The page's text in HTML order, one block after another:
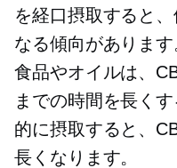
を経口摂取すると
なる傾向がありま
食品やオイルは、
までの時間を長く
的に摂取すると、
長くなります。